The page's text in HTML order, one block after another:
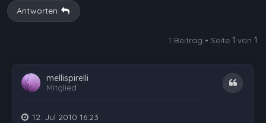
Antworten
1 Beitrag • Seite 1 von 1
mellispirelli
Mitglied
Zitat
12. Jul 2010 16:23